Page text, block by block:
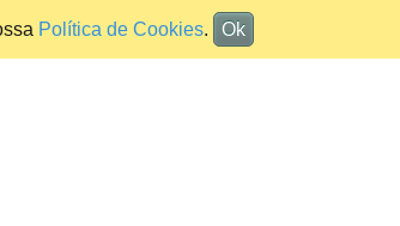
Política de Cookies. Ok